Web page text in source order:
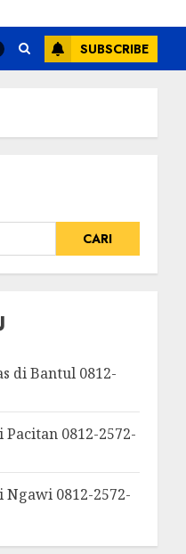
SUBSCRIBE
di Bantul 0812-
0812-2572-
0812-2572-